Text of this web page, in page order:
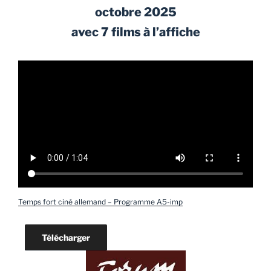
octobre 2025
avec 7 films à l’affiche
Temps fort ciné allemand – Programme A5-imp
Télécharger